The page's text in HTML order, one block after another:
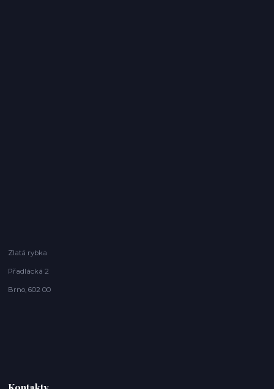
Zlatá rybka
Přadlácká 2
Brno, 602 00